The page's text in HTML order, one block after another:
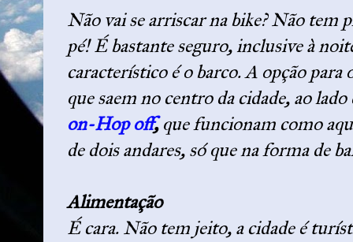
Não vai se arriscar na bike? Não tem
pé! É bastante seguro, inclusive à
característico é o barco. A opção para
que saem no centro da cidade, ao
on-Hop off,que funcionam como
de dois andares, só que na forma de
Alimentação
É cara. Não tem jeito, a cidade é